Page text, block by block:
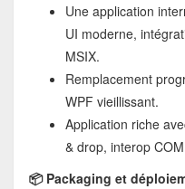
Une application
UI moderne,
MSIX.
Remplacement
WPF vieillissant.
Application riche
& drop, interop
📦 Packaging et